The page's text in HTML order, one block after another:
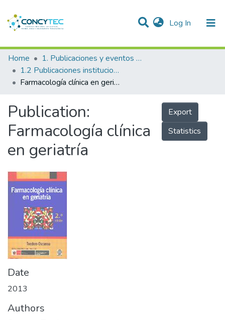
Log In (current)
Communities & Collections
Research Outputs
People
Statistics
Home
1. Publicaciones y eventos institucionales
1.2 Publicaciones institucionales
Farmacología clínica en geriatría
Publication:
Farmacología clínica
en geriatría
Export
Statistics
Date
2013
Authors